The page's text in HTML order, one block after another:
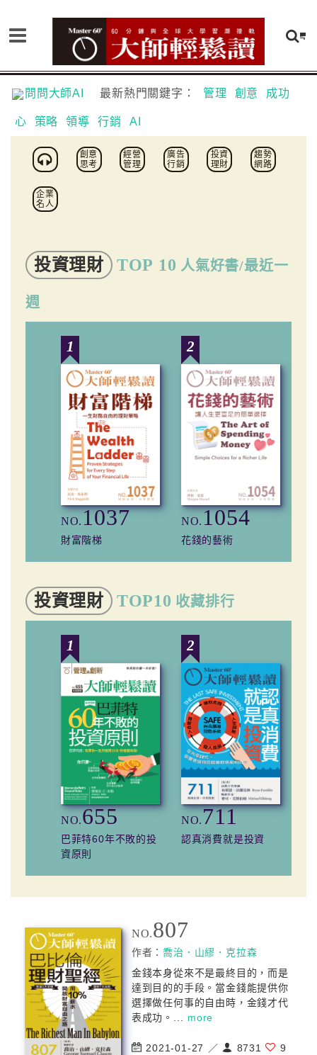
問問大師AI 最新熱門關鍵字： 管理 創意 成功
心 策略 領導 行銷 AI
創意
思考
經營
管理
廣告
行銷
投資
理財
趨勢
網路
企業
名人
投資理財 TOP 10 人氣好書/最近一
週
1
NO.1037
財富階梯
2
NO.1054
花錢的藝術
投資理財 TOP10 收藏排行
1
NO.655
巴菲特60年不敗的投
資原則
2
NO.711
認真消費就是投資
NO.807
作者：喬治．山繆．克拉森
金錢本身從來不是最終目的，而是
達到目的的手段。當金錢能提供你
選擇做任何事的自由時，金錢才代
表成功。... more
2021-01-27 ／ 8731 9